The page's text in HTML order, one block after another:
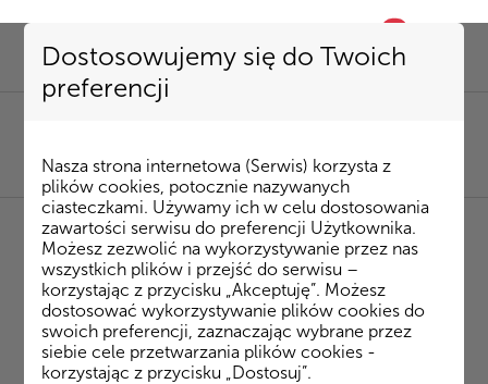
Dostosowujemy się do Twoich
preferencji
Nasza strona internetowa (Serwis) korzysta z
plików cookies, potocznie nazywanych
ciasteczkami. Używamy ich w celu dostosowania
zawartości serwisu do preferencji Użytkownika.
Możesz zezwolić na wykorzystywanie przez nas
wszystkich plików i przejść do serwisu –
korzystając z przycisku „Akceptuję”. Możesz
dostosować wykorzystywanie plików cookies do
swoich preferencji, zaznaczając wybrane przez
siebie cele przetwarzania plików cookies -
korzystając z przycisku „Dostosuj”.
favorite
85 74 15 087|mieszkania@kombinatbud.pl
◂ Strona Główna / Inwestycje / Osiedle Rytm /
Ateńska budynek 4 m. 30
Ateńska budynek 4 m. 30